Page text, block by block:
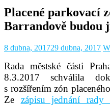
Placené parkovací
Barrandově budou
8 dubna, 201729 dubna, 2017
Rada městské části
8.3.2017 schválila
s rozšířením zón
Ze zápisu jednání